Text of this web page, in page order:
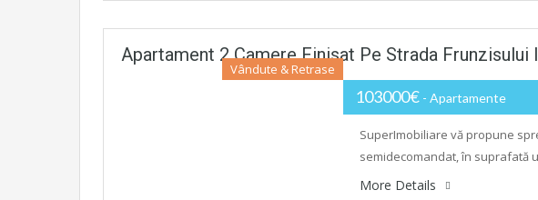
Apartament 2 Camere Finisat Pe Strada Frunzisului
Vândute & Retrase
103000€ - Apartamente
SuperImobiliare vă propune
semidecomandat, în suprafată
More Details